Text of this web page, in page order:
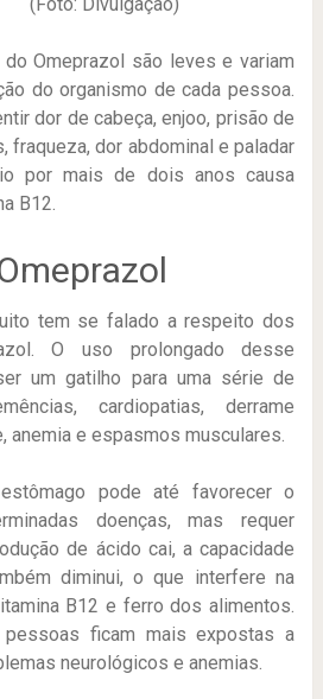
Omeprazol são leves e variam
do organismo de cada pessoa.
dor de cabeça, enjoo, prisão de
fraqueza, dor abdominal e paladar
por mais de dois anos causa
B12.
tem se falado a respeito dos
O uso prolongado desse
um gatilho para uma série de
cardiopatias, derrame
anemia e espasmos musculares.
pode até favorecer o
doenças, mas requer
de ácido cai, a capacidade
diminui, o que interfere na
B12 e ferro dos alimentos.
ficam mais expostas a
neurológicos e anemias.